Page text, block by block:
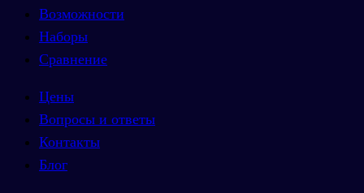
Возможности
Наборы
Сравнение
Цены
Вопросы и ответы
Контакты
Блог